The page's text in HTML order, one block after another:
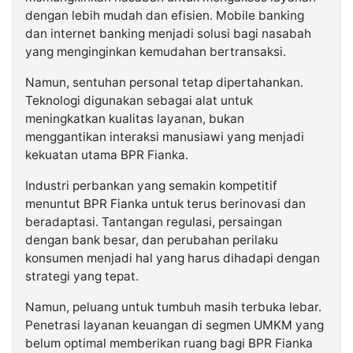
dengan lebih mudah dan efisien. Mobile banking
dan internet banking menjadi solusi bagi nasabah
yang menginginkan kemudahan bertransaksi.
Namun, sentuhan personal tetap dipertahankan.
Teknologi digunakan sebagai alat untuk
meningkatkan kualitas layanan, bukan
menggantikan interaksi manusiawi yang menjadi
kekuatan utama BPR Fianka.
Industri perbankan yang semakin kompetitif
menuntut BPR Fianka untuk terus berinovasi dan
beradaptasi. Tantangan regulasi, persaingan
dengan bank besar, dan perubahan perilaku
konsumen menjadi hal yang harus dihadapi dengan
strategi yang tepat.
Namun, peluang untuk tumbuh masih terbuka lebar.
Penetrasi layanan keuangan di segmen UMKM yang
belum optimal memberikan ruang bagi BPR Fianka